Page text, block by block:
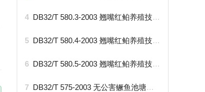
4 DB32/T 580.3-2003 翘嘴红鲌养殖技术规范 第3部分：人工繁殖
5 DB32/T 580.4-2003 翘嘴红鲌养殖技术规范 第4部分：苗种
6 DB32/T 580.5-2003 翘嘴红鲌养殖技术规范 第5部分：鱼苗鱼种培育
7 DB32/T 575-2003 无公害鳜鱼池塘养殖技术规范